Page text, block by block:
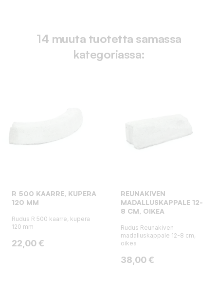
14 muuta tuotetta samassa
kategoriassa:
R 500 KAARRE, KUPERA
120 MM
Rudus R 500 kaarre, kupera
120 mm
Hinta
22,00 €
REUNAKIVEN
MADALLUSKAPPALE 12-
8 CM, OIKEA
Rudus Reunakiven
madalluskappale 12-8 cm,
oikea
Hinta
38,00 €